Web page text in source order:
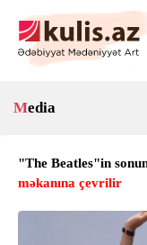
Media
"The Beatles"in
məkanına çevrilir